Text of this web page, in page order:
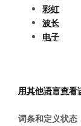
彩虹
波长
电子
用其他语言查看
词条和定义状态